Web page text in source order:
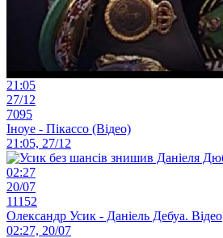
21:05
27/12
7095
Іноуе - Пікассо (Відео)
21:05, 27/12
02:27
20/07
11152
Олександр Усик - Даніель Дебуа. Відео
02:27, 20/07